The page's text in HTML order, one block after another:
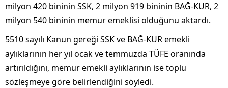
milyon 420 bininin SSK, 2 milyon 919 bininin BAĞ-KUR, 2
milyon 540 bininin memur emeklisi olduğunu aktardı.
5510 sayılı Kanun gereği SSK ve BAĞ-KUR emekli
aylıklarının her yıl ocak ve temmuzda TÜFE oranında
artırıldığını, memur emekli aylıklarının ise toplu
sözleşmeye göre belirlendiğini söyledi.